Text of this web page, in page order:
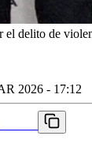
el delito de
2026 - 17:12